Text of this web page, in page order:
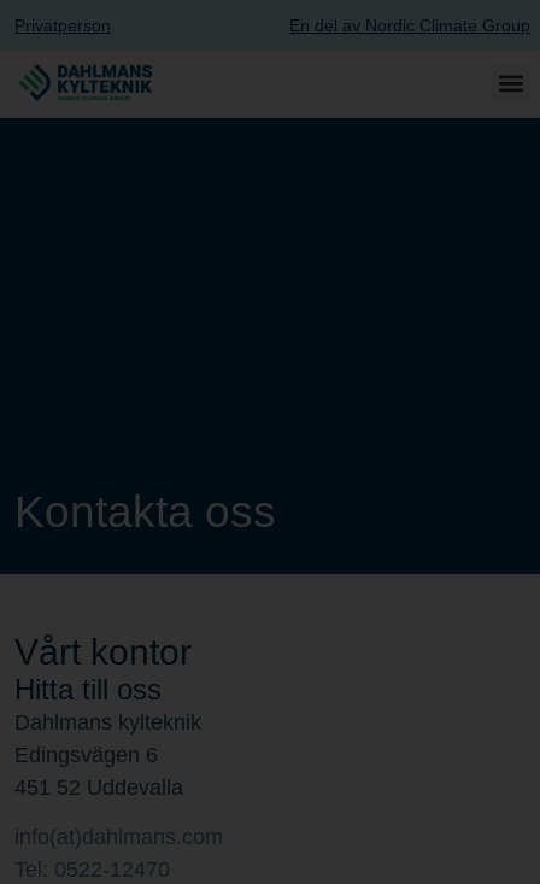
Privatperson En del av Nordic Climate Group
Kontakta oss
Vårt kontor
Hitta till oss
Dahlmans kylteknik
Edingsvägen 6
451 52 Uddevalla
info(at)dahlmans.com
Tel: 0522-12470